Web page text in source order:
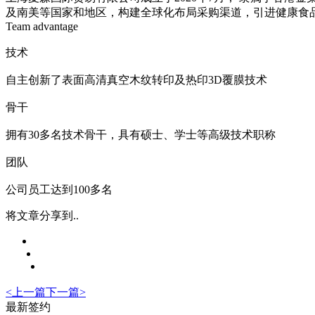
及南美等国家和地区，构建全球化布局采购渠道，引进健康食
Team advantage
技术
自主创新了表面高清真空木纹转印及热印3D覆膜技术
骨干
拥有30多名技术骨干，具有硕士、学士等高级技术职称
团队
公司员工达到100多名
将文章分享到..
< 上一篇下一篇>
最新签约